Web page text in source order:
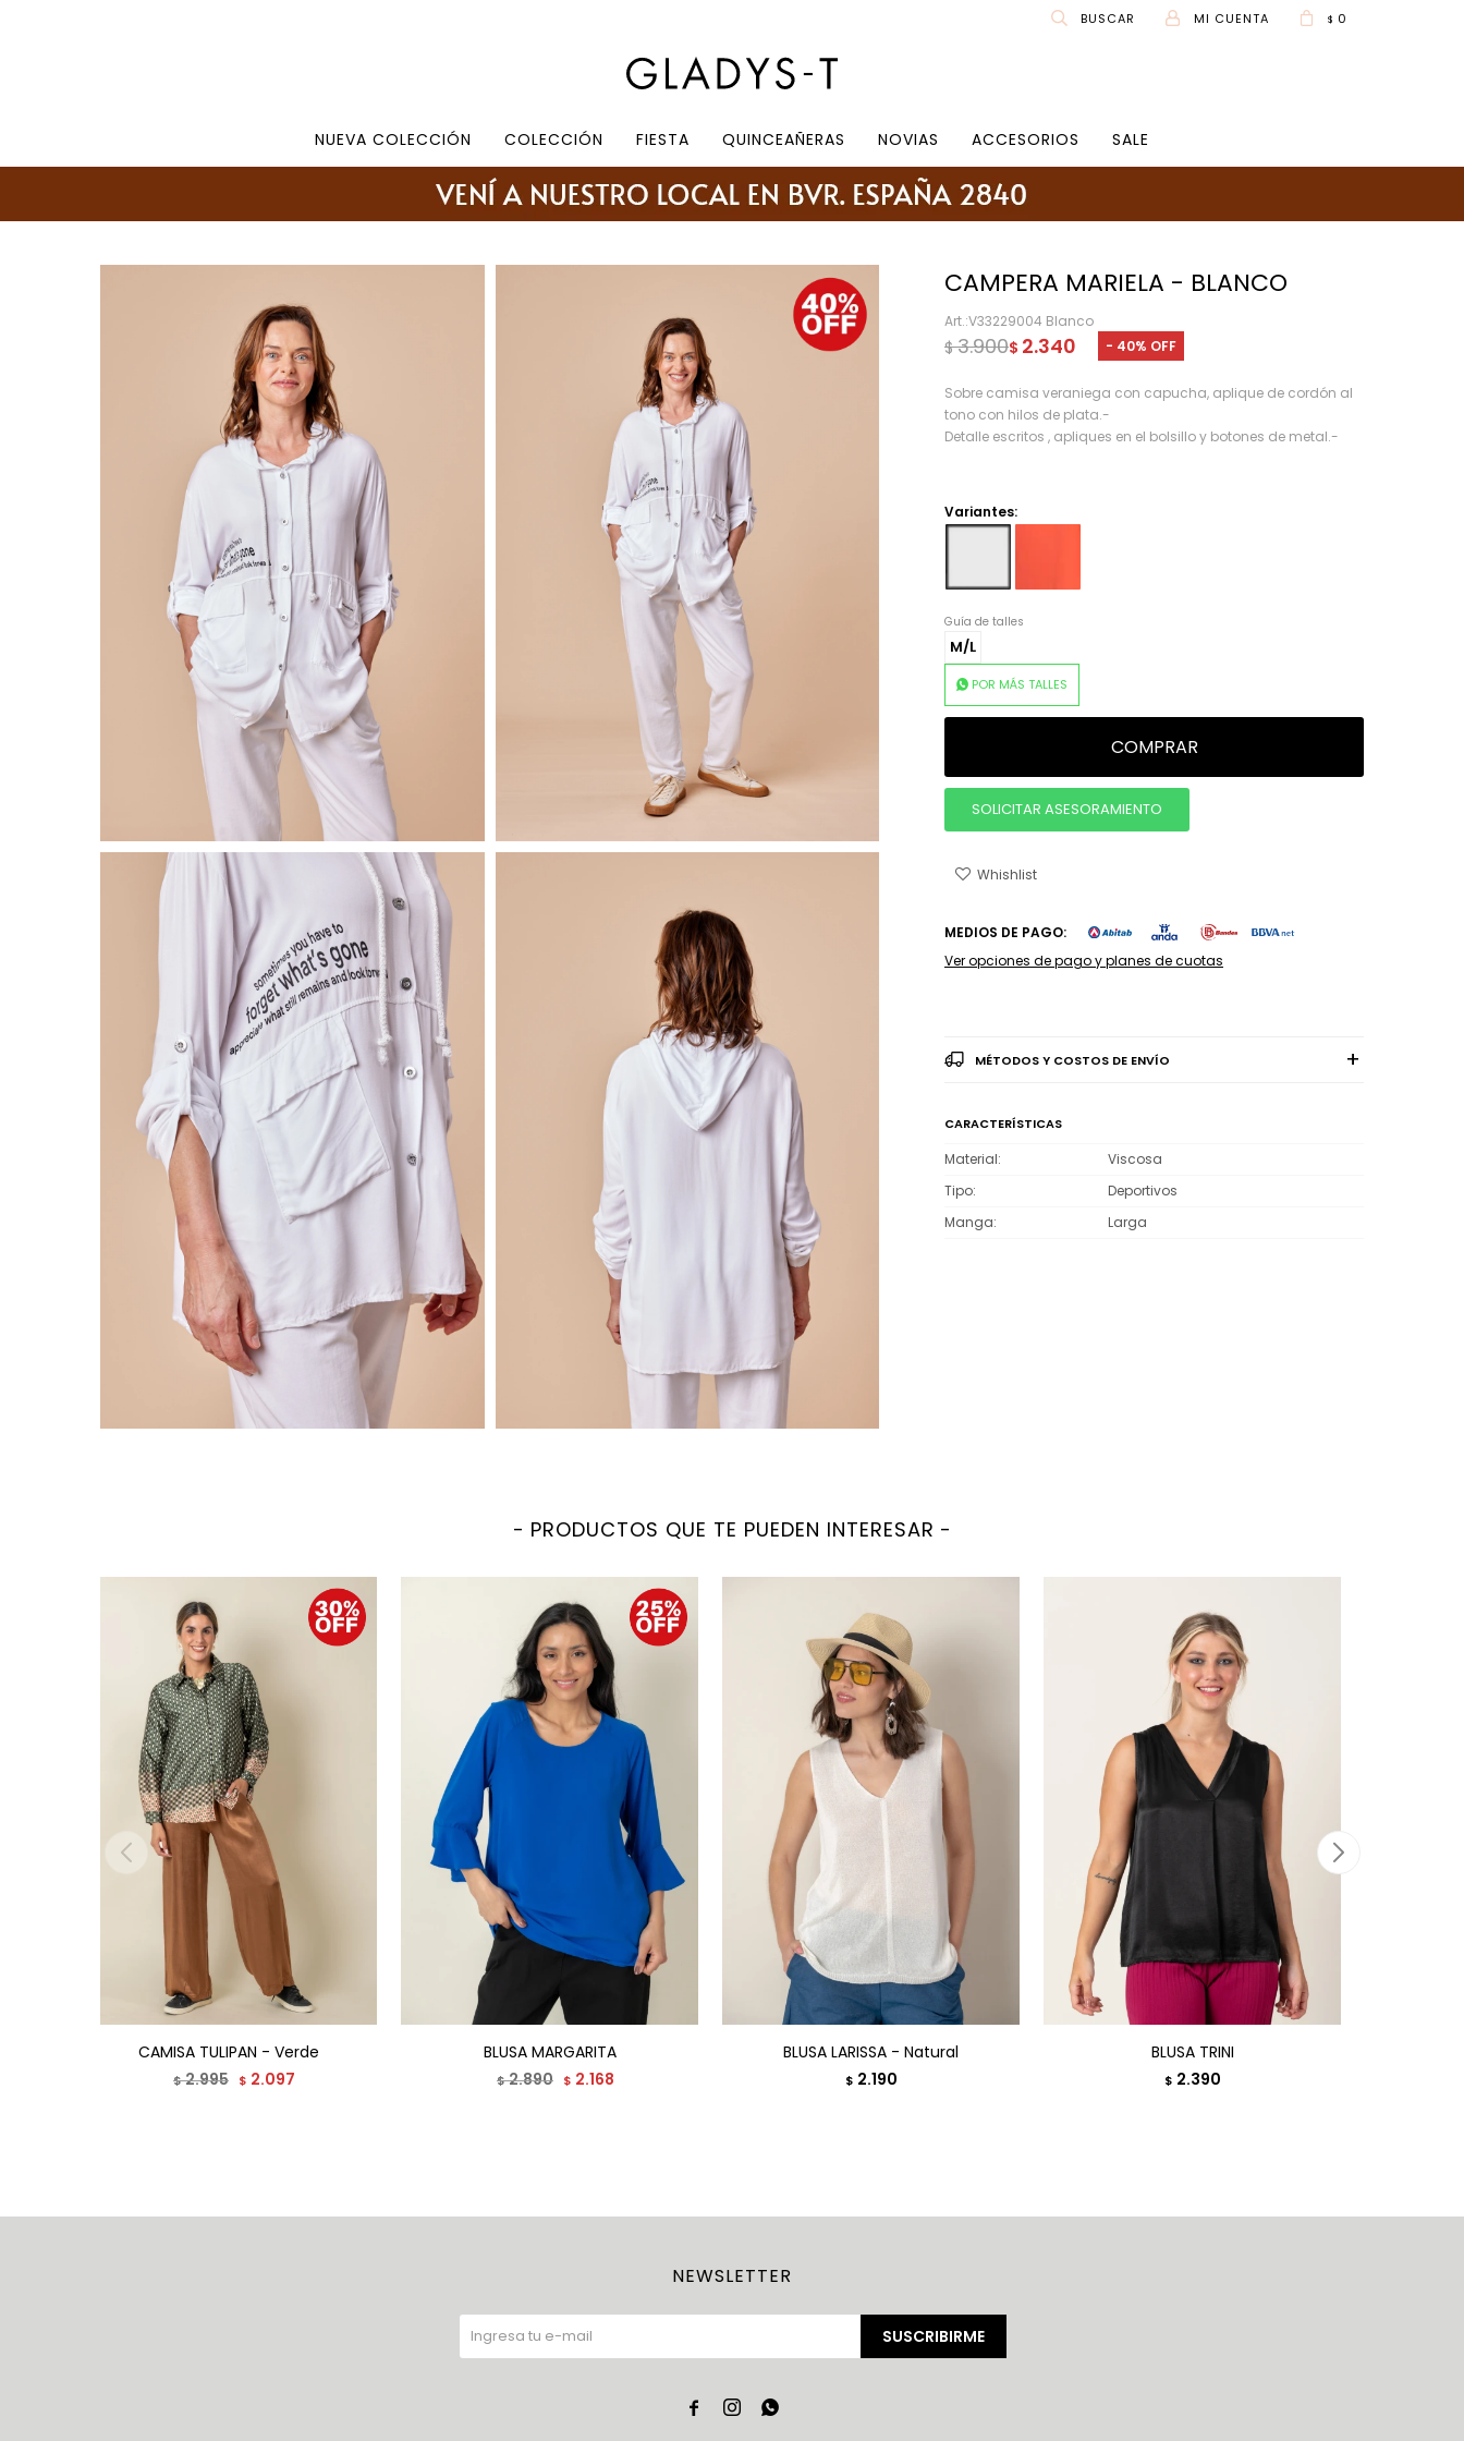
NUEVA COLECCIÓN COLECCIÓN FIESTA QUINCEAÑERAS NOVIAS ACCESORIOS SALE
$ 0
CAMPERA MARIELA - BLANCO
V33229004 Blanco
$ 2.340
$ 3.900 40
Sobre camisa veraniega con capucha, aplique de cordón al
tono con hilos de plata.-
Detalle escritos , apliques en el bolsillo y botones de metal.-
Variantes:
Guía de talles
M/L
POR MÁS TALLES
COMPRAR
SOLICITAR ASESORAMIENTO
MEDIOS DE PAGO:
Ver opciones de pago y planes de cuotas
MÉTODOS Y COSTOS DE ENVÍO
CARACTERÍSTICAS
Material
Viscosa
Tipo
Deportivos
Manga
Larga
PRODUCTOS QUE TE PUEDEN INTERESAR
CAMISA TULIPAN - Verde
$2.995 $ 2.097
BLUSA MARGARITA
$2.890 $ 2.168
BLUSA LARISSA - Natural
$ 2.190
BLUSA TRINI
$ 2.390
NEWSLETTER
SUSCRIBIRME
  